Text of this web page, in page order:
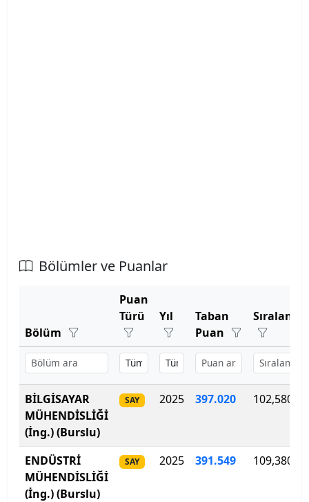
Bartın Üniversitesi
Başkent Üniversitesi
Başkent Üniversitesi
Batman Üniversitesi
Bayburt Üniversitesi
Bölümler ve Puanlar
Bölüm
Puan
Türü
Yıl
Taban
Puan
Sıralama
BİLGİSAYAR
MÜHENDİSLİĞİ
(İng.) (Burslu)
SAY 2025 397.020 102,580
ENDÜSTRİ
MÜHENDİSLİĞİ
(İng.) (Burslu)
SAY 2025 391.549 109,380